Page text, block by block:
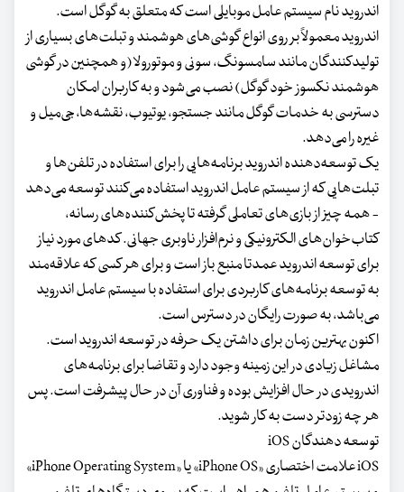
اندروید نام سیستم عامل موبایلی است که متعلق به گوگل است.
اندروید معمولاً بر روی انواع گوشی‌های هوشمند و تبلت‌های بسیاری از
تولیدکنندگان مانند سامسونگ، سونی و موتورولا (و همچنین در گوشی
هوشمند نکسوز خود گوگل) نصب می‌شود و به کاربران امکان
دسترسی به خدمات گوگل مانند جستجو، یوتیوب، نقشه‌ها، جی‌میل و
غیره را می‌دهد.
یک توسعه‌دهنده اندروید برنامه‌هایی را برای استفاده در تلفن‌ها و
تبلت‌هایی که از سیستم عامل اندروید استفاده می‌کنند توسعه می‌دهد
- همه چیز از بازی‌های تعاملی گرفته تا پخش‌کننده‌های رسانه،
کتاب‌خوان‌های الکترونیکی و نرم‌افزار ناوبری جهانی. کدهای مورد نیاز
برای توسعه اندروید عمدتا منبع باز است و برای هر کسی که علاقه‌مند
به توسعه برنامه‌های کاربردی برای استفاده با سیستم عامل اندروید
می‌باشد، به صورت رایگان در دسترس است.
اکنون بهترین زمان برای داشتن یک حرفه در توسعه اندروید است.
مشاغل زیادی در این زمینه وجود دارد و تقاضا برای برنامه‌های
اندرویدی در حال افزایش بوده و فناوری آن در حال پیشرفت است. پس
هر چه زودتر دست به کار شوید.
توسعه دهندگان iOS
iOS علامت اختصاری «iPhone OS» یا «iPhone Operating System»